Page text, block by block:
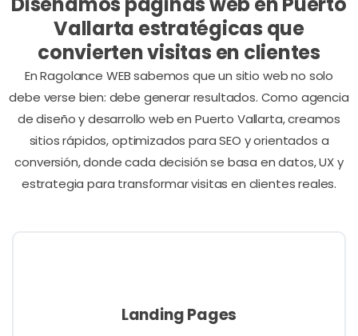
Vallarta estratégicas que
convierten visitas en clientes
En Ragolance WEB sabemos que un sitio web no solo
debe verse bien: debe generar resultados. Como agencia
de diseño y desarrollo web en Puerto Vallarta, creamos
sitios rápidos, optimizados para SEO y orientados a
conversión, donde cada decisión se basa en datos, UX y
estrategia para transformar visitas en clientes reales.
Landing Pages